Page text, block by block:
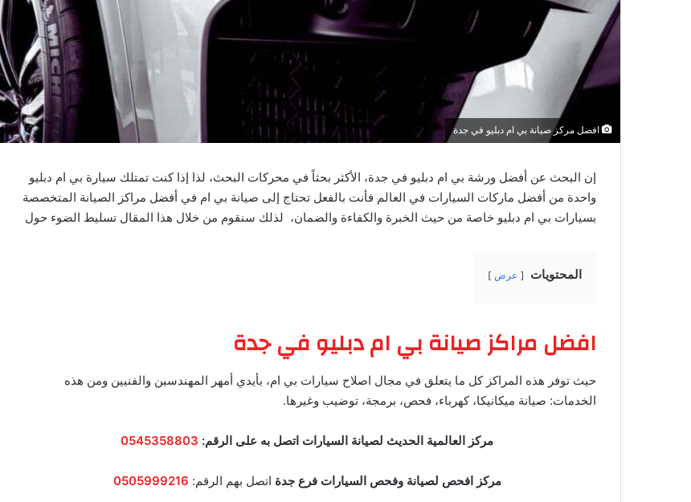
افضل مركز صيانة بي ام دبليو في جدة
إن البحث عن أفضل ورشة بي ام دبليو في جدة، الأكثر بحثاً في محركات البحث، لذا إذا كنت تمتلك سيارة بي ام دبليو
واحدة من أفضل ماركات السيارات في العالم فأنت بالفعل تحتاج إلى صيانة بي ام في أفضل مراكز الصيانة المتخصصة
بسيارات بي ام دبليو خاصة من حيث الخبرة والكفاءة والضمان، لذلك سنقوم من خلال هذا المقال تسليط الضوء حول
المحتويات عرض
افضل مراكز صيانة بي ام دبليو في جدة
حيث توفر هذه المراكز كل ما يتعلق في مجال اصلاح سيارات بي ام، بأيدي أمهر المهندسين والفنيين ومن هذه
الخدمات: صيانة ميكانيكا، كهرباء، فحص، برمجة، توضيب وغيرها.
مركز العالمية الحديث لصيانة السيارات اتصل به على الرقم: 0545358803
مركز افحص لصيانة وفحص السيارات فرع جدة اتصل بهم الرقم: 0505999216